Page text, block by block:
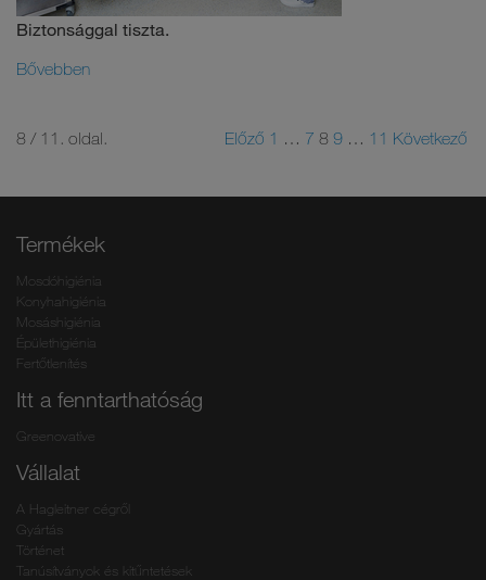
Biztonsággal tiszta.
Bővebben
8 / 11. oldal. Előző 1 … 7 8 9 … 11 Következő
Termékek
Mosdóhigiénia
Konyhahigiénia
Mosáshigiénia
Épülethigiénia
Fertőtlenítés
Itt a fenntarthatóság
Greenovative
Vállalat
A Hagleitner cégről
Gyártás
Történet
Tanúsítványok és kitűntetések